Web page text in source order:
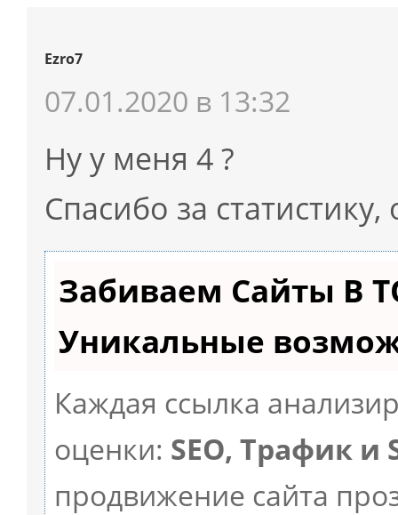
Ezro7
07.01.2020 в 13:32
Ну у меня 4 ?
Спасибо за
Забиваем Сайты В
Уникальные
Каждая ссылка
оценки: SEO, Трафик и
продвижение сайта